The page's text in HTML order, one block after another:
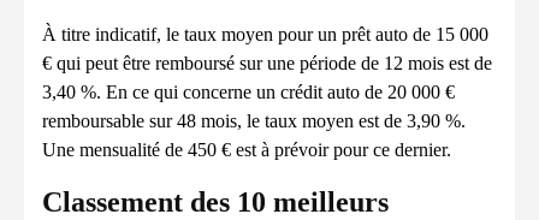
À titre indicatif, le taux moyen pour un prêt auto de 15 000
€ qui peut être remboursé sur une période de 12 mois est de
3,40 %. En ce qui concerne un crédit auto de 20 000 €
remboursable sur 48 mois, le taux moyen est de 3,90 %.
Une mensualité de 450 € est à prévoir pour ce dernier.
Classement des 10 meilleurs